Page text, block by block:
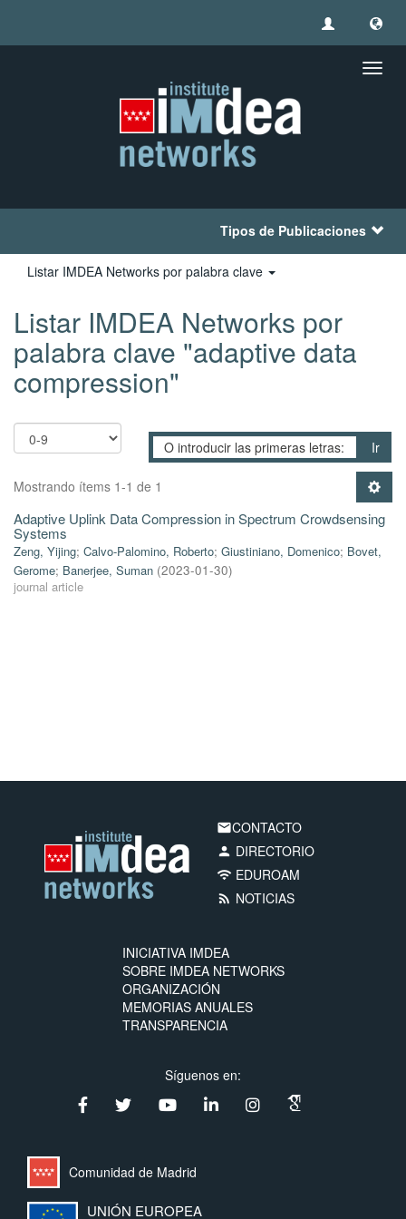
Tipos de Publicaciones
Listar IMDEA Networks por palabra clave
Listar IMDEA Networks por
palabra clave "adaptive data
compression"
Ir
Mostrando ítems 1-1 de 1
Adaptive Uplink Data Compression in Spectrum Crowdsensing
Systems
Zeng, Yijing; Calvo-Palomino, Roberto; Giustiniano, Domenico; Bovet,
Gerome; Banerjee, Suman (2023-01-30)
journal article
emailCONTACTO
person DIRECTORIO
wifi EDUROAM
rss_feed NOTICIAS
INICIATIVA IMDEA
SOBRE IMDEA NETWORKS
ORGANIZACIÓN
MEMORIAS ANUALES
TRANSPARENCIA
Síguenos en:
Comunidad de Madrid
UNIÓN EUROPEA